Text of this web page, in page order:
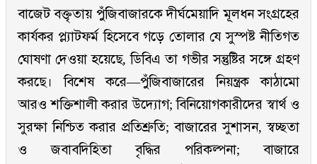
বাজেট বক্তৃতায় পুঁজিবাজারকে দীর্ঘমেয়াদি মূলধন সংগ্রহের
কার্যকর প্ল্যাটফর্ম হিসেবে গড়ে তোলার যে সুস্পষ্ট নীতিগত
ঘোষণা দেওয়া হয়েছে, ডিবিএ তা গভীর সন্তুষ্টির সঙ্গে গ্রহণ
করছে। বিশেষ করে—পুঁজিবাজারের নিয়ন্ত্রক কাঠামো
আরও শক্তিশালী করার উদ্যোগ; বিনিয়োগকারীদের স্বার্থ ও
সুরক্ষা নিশ্চিত করার প্রতিশ্রুতি; বাজারের সুশাসন, স্বচ্ছতা
ও জবাবদিহিতা বৃদ্ধির পরিকল্পনা; বাজারে